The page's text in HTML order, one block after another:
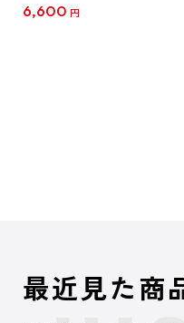
6,600 円
最近見た商